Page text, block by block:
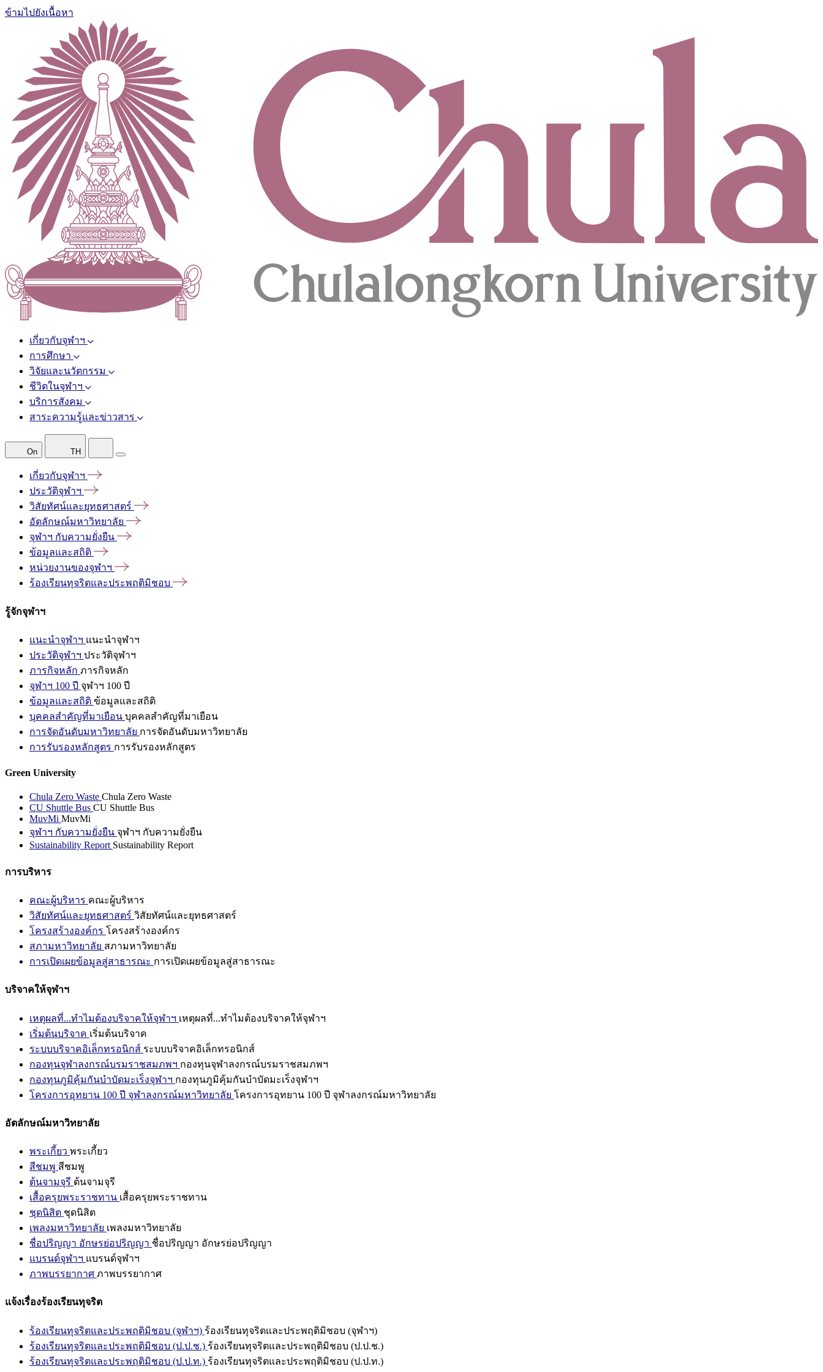
ข้ามไปยังเนื้อหา
เกี่ยวกับจุฬาฯ
การศึกษา
วิจัยและนวัตกรรม
ชีวิตในจุฬาฯ
บริการสังคม
สาระความรู้และข่าวสาร
On TH
เกี่ยวกับจุฬาฯ
ประวัติจุฬาฯ
วิสัยทัศน์และยุทธศาสตร์
อัตลักษณ์มหาวิทยาลัย
จุฬาฯ กับความยั่งยืน
ข้อมูลและสถิติ
หน่วยงานของจุฬาฯ
ร้องเรียนทุจริตและประพฤติมิชอบ
รู้จักจุฬาฯ
แนะนำจุฬาฯ แนะนำจุฬาฯ
ประวัติจุฬาฯ ประวัติจุฬาฯ
ภารกิจหลัก ภารกิจหลัก
จุฬาฯ 100 ปี จุฬาฯ 100 ปี
ข้อมูลและสถิติ ข้อมูลและสถิติ
บุคคลสำคัญที่มาเยือน บุคคลสำคัญที่มาเยือน
การจัดอันดับมหาวิทยาลัย การจัดอันดับมหาวิทยาลัย
การรับรองหลักสูตร การรับรองหลักสูตร
Green University
Chula Zero Waste Chula Zero Waste
CU Shuttle Bus CU Shuttle Bus
MuvMi MuvMi
จุฬาฯ กับความยั่งยืน จุฬาฯ กับความยั่งยืน
Sustainability Report Sustainability Report
การบริหาร
คณะผู้บริหาร คณะผู้บริหาร
วิสัยทัศน์และยุทธศาสตร์ วิสัยทัศน์และยุทธศาสตร์
โครงสร้างองค์กร โครงสร้างองค์กร
สภามหาวิทยาลัย สภามหาวิทยาลัย
การเปิดเผยข้อมูลสู่สาธารณะ การเปิดเผยข้อมูลสู่สาธารณะ
บริจาคให้จุฬาฯ
เหตุผลที่...ทำไมต้องบริจาคให้จุฬาฯ เหตุผลที่...ทำไมต้องบริจาคให้จุฬาฯ
เริ่มต้นบริจาค เริ่มต้นบริจาค
ระบบบริจาคอิเล็กทรอนิกส์ ระบบบริจาคอิเล็กทรอนิกส์
กองทุนจุฬาลงกรณ์บรมราชสมภพฯ กองทุนจุฬาลงกรณ์บรมราชสมภพฯ
กองทุนภูมิคุ้มกันบำบัดมะเร็งจุฬาฯ กองทุนภูมิคุ้มกันบำบัดมะเร็งจุฬาฯ
โครงการอุทยาน 100 ปี จุฬาลงกรณ์มหาวิทยาลัย โครงการอุทยาน 100 ปี จุฬาลงกรณ์มหาวิทยาลัย
อัตลักษณ์มหาวิทยาลัย
พระเกี้ยว พระเกี้ยว
สีชมพู สีชมพู
ต้นจามจุรี ต้นจามจุรี
เสื้อครุยพระราชทาน เสื้อครุยพระราชทาน
ชุดนิสิต ชุดนิสิต
เพลงมหาวิทยาลัย เพลงมหาวิทยาลัย
ชื่อปริญญา อักษรย่อปริญญา ชื่อปริญญา อักษรย่อปริญญา
แบรนด์จุฬาฯ แบรนด์จุฬาฯ
ภาพบรรยากาศ ภาพบรรยากาศ
แจ้งเรื่องร้องเรียนทุจริต
ร้องเรียนทุจริตและประพฤติมิชอบ (จุฬาฯ) ร้องเรียนทุจริตและประพฤติมิชอบ (จุฬาฯ)
ร้องเรียนทุจริตและประพฤติมิชอบ (ป.ป.ช.) ร้องเรียนทุจริตและประพฤติมิชอบ (ป.ป.ช.)
ร้องเรียนทุจริตและประพฤติมิชอบ (ป.ป.ท.) ร้องเรียนทุจริตและประพฤติมิชอบ (ป.ป.ท.)